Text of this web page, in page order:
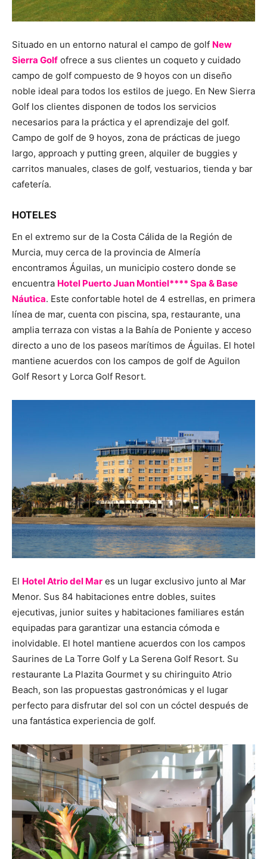
Situado en un entorno natural el campo de golf New
Sierra Golf ofrece a sus clientes un coqueto y cuidado
campo de golf compuesto de 9 hoyos con un diseño
noble ideal para todos los estilos de juego. En New Sierra
Golf los clientes disponen de todos los servicios
necesarios para la práctica y el aprendizaje del golf.
Campo de golf de 9 hoyos, zona de prácticas de juego
largo, approach y putting green, alquiler de buggies y
carritos manuales, clases de golf, vestuarios, tienda y bar
cafetería.
HOTELES
En el extremo sur de la Costa Cálida de la Región de
Murcia, muy cerca de la provincia de Almería
encontramos Águilas, un municipio costero donde se
encuentra Hotel Puerto Juan Montiel**** Spa & Base
Náutica. Este confortable hotel de 4 estrellas, en primera
línea de mar, cuenta con piscina, spa, restaurante, una
amplia terraza con vistas a la Bahía de Poniente y acceso
directo a uno de los paseos marítimos de Águilas. El hotel
mantiene acuerdos con los campos de golf de Aguilon
Golf Resort y Lorca Golf Resort.
El Hotel Atrio del Mar es un lugar exclusivo junto al Mar
Menor. Sus 84 habitaciones entre dobles, suites
ejecutivas, junior suites y habitaciones familiares están
equipadas para garantizar una estancia cómoda e
inolvidable. El hotel mantiene acuerdos con los campos
Saurines de La Torre Golf y La Serena Golf Resort. Su
restaurante La Plazita Gourmet y su chiringuito Atrio
Beach, son las propuestas gastronómicas y el lugar
perfecto para disfrutar del sol con un cóctel después de
una fantástica experiencia de golf.